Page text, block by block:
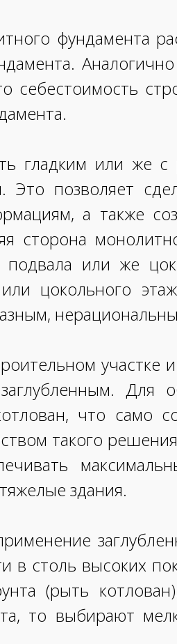
фундамента
себестоимость
гладким или же с
позволяет
а также
сторона
или же
цокольного
Для
что само
такого
здания.
в столь высоких
(рыть
то выбирают